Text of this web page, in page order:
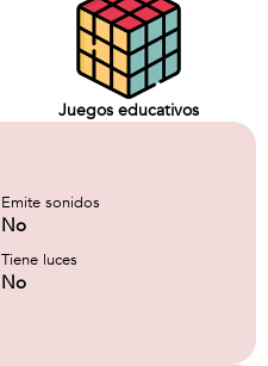
Juegos educativos
Emite sonidos
No
Tiene luces
No